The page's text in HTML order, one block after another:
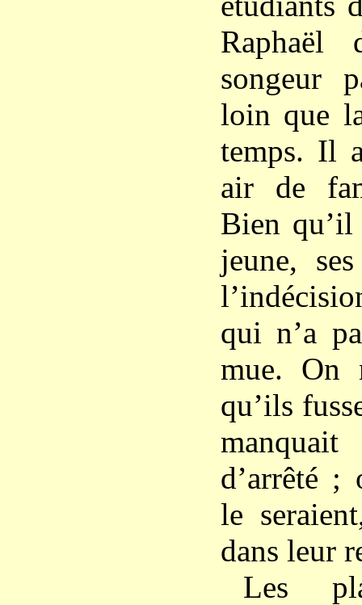
Raphaël
songeur
loin que
temps. Il
air de
Bien
jeune,
qui n’a
mue. On
qu’ils
d’arrêté ;
le
dans leur
Les